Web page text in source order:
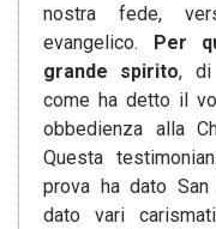
nostra fede,
evangelico.
Per
grande spirito, di
come ha detto il
obbedienza alla
Questa
prova ha dato San
dato vari